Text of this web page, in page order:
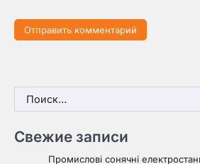
Найти:
Свежие записи
Промислові сонячні